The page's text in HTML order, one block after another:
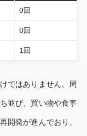
0回
0回
1回
ではありません。周
並び、買い物や食事
開発が進んでおり、